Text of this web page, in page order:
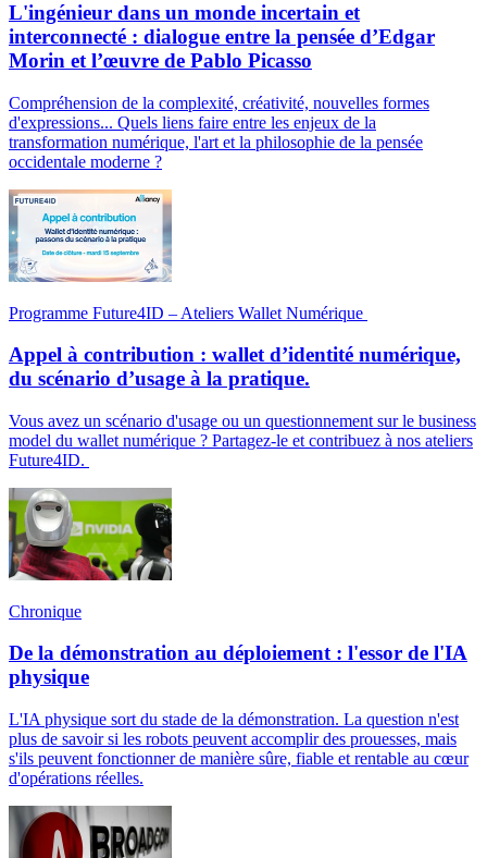
L'ingénieur dans un monde incertain et
interconnecté : dialogue entre la pensée d’Edgar
Morin et l’œuvre de Pablo Picasso
Compréhension de la complexité, créativité, nouvelles formes
d'expressions... Quels liens faire entre les enjeux de la
transformation numérique, l'art et la philosophie de la pensée
occidentale moderne ?
Programme Future4ID – Ateliers Wallet Numérique
Appel à contribution : wallet d’identité numérique,
du scénario d’usage à la pratique.
Vous avez un scénario d'usage ou un questionnement sur le business
model du wallet numérique ? Partagez-le et contribuez à nos ateliers
Future4ID.
Chronique
De la démonstration au déploiement : l'essor de l'IA
physique
L'IA physique sort du stade de la démonstration. La question n'est
plus de savoir si les robots peuvent accomplir des prouesses, mais
s'ils peuvent fonctionner de manière sûre, fiable et rentable au cœur
d'opérations réelles.